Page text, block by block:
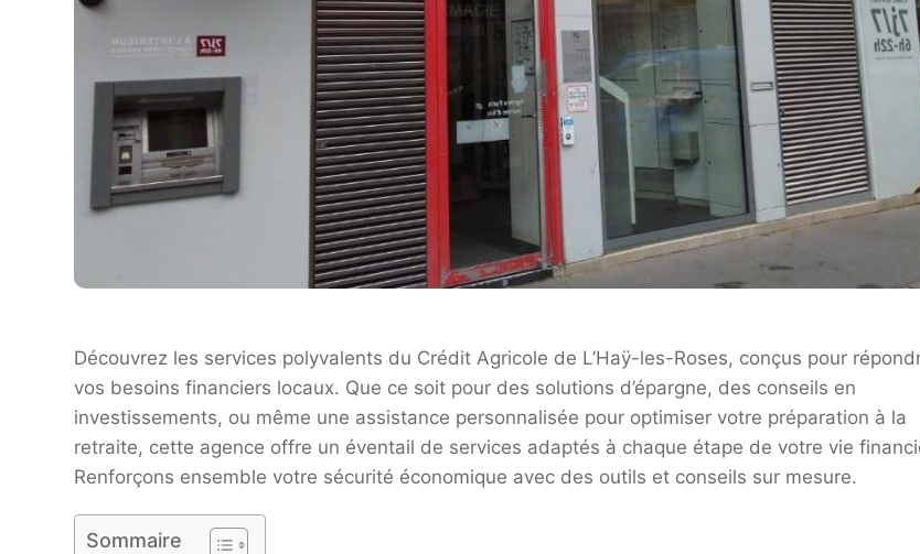
Découvrez les services polyvalents du Crédit Agricole de L’Haÿ-les-Roses, conçus pour
vos besoins financiers locaux. Que ce soit pour des solutions d’épargne, des conseils en
investissements, ou même une assistance personnalisée pour optimiser votre préparation à la
retraite, cette agence offre un éventail de services adaptés à chaque étape de votre vie
Renforçons ensemble votre sécurité économique avec des outils et conseils sur mesure.
Sommaire